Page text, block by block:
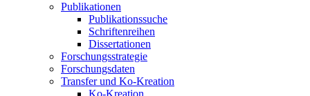
Publikationen
Publikationssuche
Schriftenreihen
Dissertationen
Forschungsstrategie
Forschungsdaten
Transfer und Ko-Kreation
Ko-Kreation